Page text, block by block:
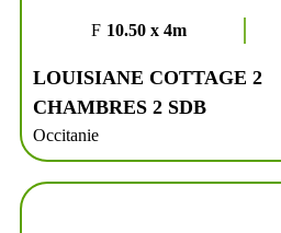
10.50 x 4m
LOUISIANE COTTAGE 2
CHAMBRES 2 SDB
Occitanie